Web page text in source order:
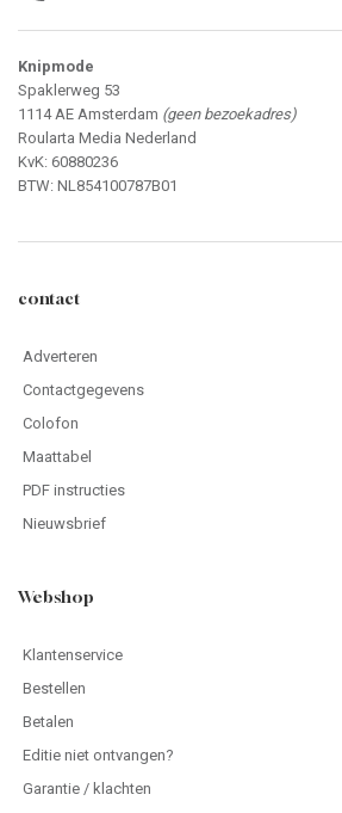
Knipmode
Spaklerweg 53
1114 AE Amsterdam (geen bezoekadres)
Roularta Media Nederland
KvK: 60880236
BTW: NL854100787B01
contact
Adverteren
Contactgegevens
Colofon
Maattabel
PDF instructies
Nieuwsbrief
Webshop
Klantenservice
Bestellen
Betalen
Editie niet ontvangen?
Garantie / klachten